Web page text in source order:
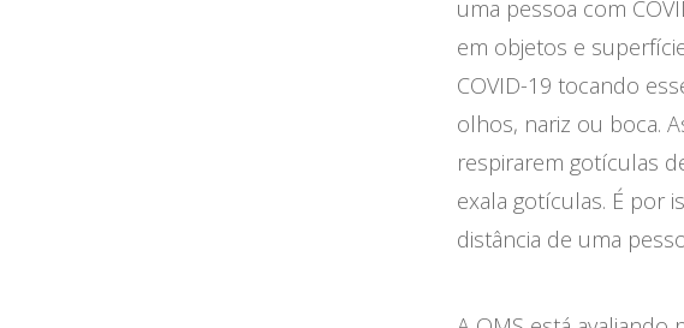
uma pessoa com
em objetos e
COVID-19 tocando
olhos, nariz ou boca.
respirarem gotículas
exala gotículas. É por
distância de uma